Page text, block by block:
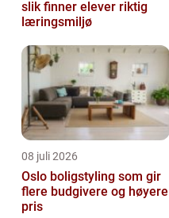
slik finner elever riktig
læringsmiljø
08 juli 2026
Oslo boligstyling som gir
flere budgivere og høyere
pris